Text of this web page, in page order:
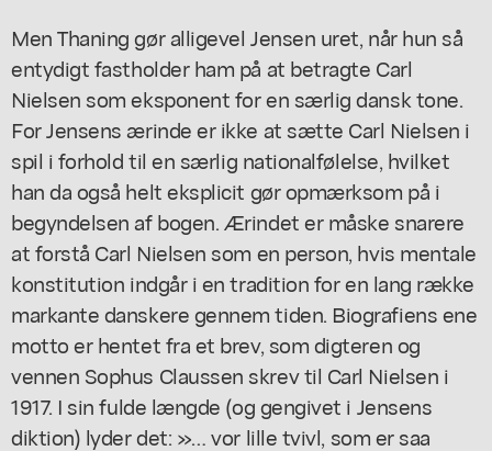
Men Thaning gør alligevel Jensen uret, når hun så
entydigt fastholder ham på at betragte Carl
Nielsen som eksponent for en særlig dansk tone.
For Jensens ærinde er ikke at sætte Carl Nielsen i
spil i forhold til en særlig nationalfølelse, hvilket
han da også helt eksplicit gør opmærksom på i
begyndelsen af bogen. Ærindet er måske snarere
at forstå Carl Nielsen som en person, hvis mentale
konstitution indgår i en tradition for en lang række
markante danskere gennem tiden. Biografiens ene
motto er hentet fra et brev, som digteren og
vennen Sophus Claussen skrev til Carl Nielsen i
1917. I sin fulde længde (og gengivet i Jensens
diktion) lyder det: »… vor lille tvivl, som er saa